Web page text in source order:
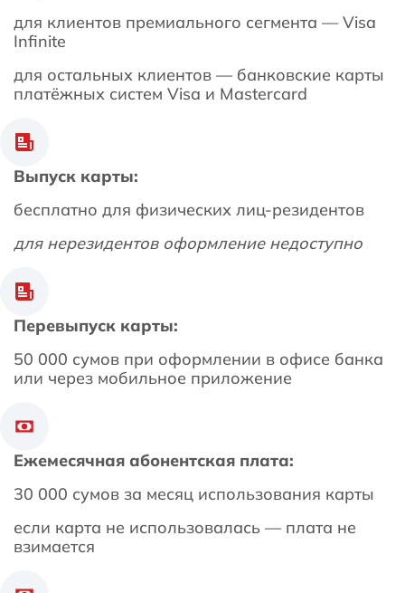
для клиентов премиального сегмента — Visa
Infinite
для остальных клиентов — банковские карты
платёжных систем Visa и Mastercard
Выпуск карты:
бесплатно для физических лиц-резидентов
для нерезидентов оформление недоступно
Перевыпуск карты:
50 000 сумов при оформлении в офисе банка
или через мобильное приложение
Ежемесячная абонентская плата:
30 000 сумов за месяц использования карты
если карта не использовалась — плата не
взимается